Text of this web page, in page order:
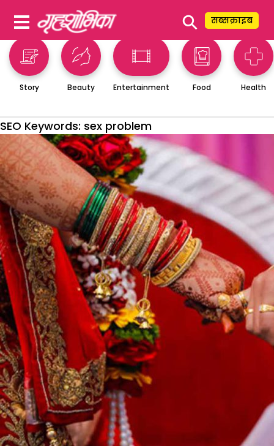
⚲ सब्सक्राइब
Story Beauty Entertainment Food Health
SEO Keywords: sex problem